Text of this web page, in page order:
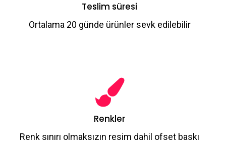
Teslim süresi
Ortalama 20 günde ürünler sevk edilebilir
Renkler
Renk sınırı olmaksızın resim dahil ofset baskı